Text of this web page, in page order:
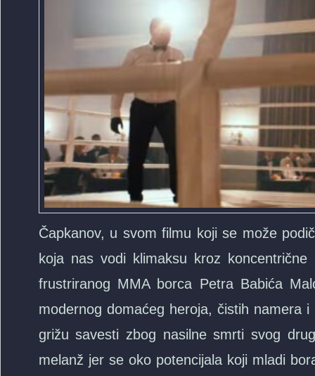
Čapkanov, u svom filmu koji se može
koja nas vodi klimaksu kroz
frustriranog MMA borca Petra Babića
modernog domaćeg heroja, čistih namera
grižu savesti zbog nasilne smrti svog
melanž jer se oko potencijala koji mladi